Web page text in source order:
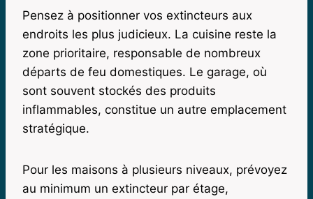
Pensez à positionner vos extincteurs aux
endroits les plus judicieux. La cuisine reste la
zone prioritaire, responsable de nombreux
départs de feu domestiques. Le garage, où
sont souvent stockés des produits
inflammables, constitue un autre emplacement
stratégique.
Pour les maisons à plusieurs niveaux, prévoyez
au minimum un extincteur par étage,